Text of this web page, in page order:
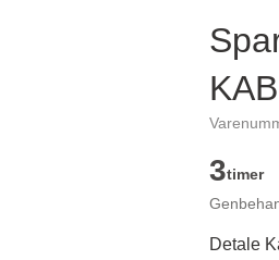
3timer
Detale